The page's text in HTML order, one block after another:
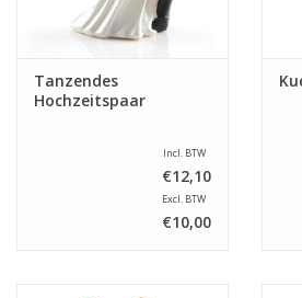
Tanzendes
Hochzeitspaar
Incl. BTW
€12,10
Excl. BTW
€10,00